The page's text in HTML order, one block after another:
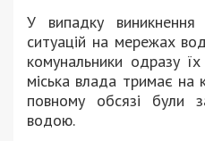
У випадку
ситуацій на мережах
комунальники одразу
міська влада тримає на
повному обсязі були
водою.